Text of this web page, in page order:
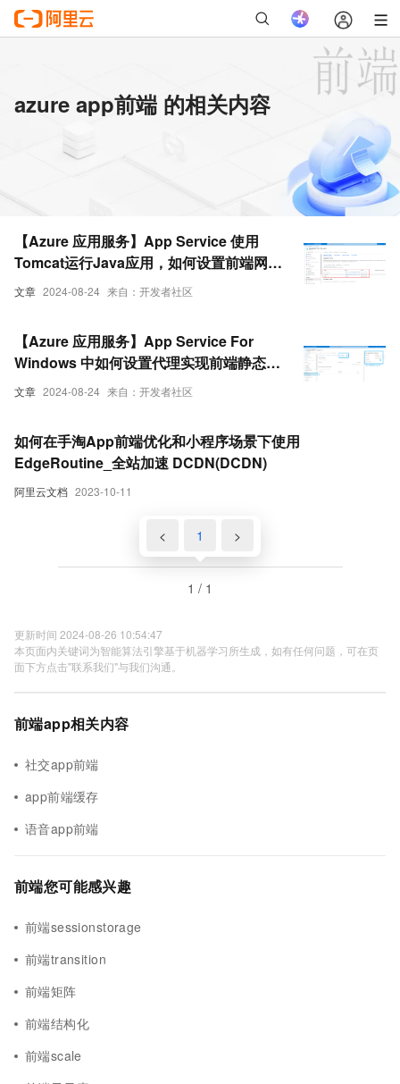
azure app前端 的相关内容
文章 2024-08-24 来自：开发者社区
【Azure 应用服务】App Service 使用
Tomcat运行Java应用，如何设置前端网页
缓存的相应参数呢(-Xms512m -
文章 2024-08-24 来自：开发者社区
【Azure 应用服务】App Service For
Windows 中如何设置代理实现前端静态文
件和后端Java Spring Boot Jar包
阿里云文档 2023-10-11
如何在手淘App前端优化和小程序场景下使用
EdgeRoutine_全站加速 DCDN(DCDN)
< 1 >
1 / 1
更新时间 2024-08-26 10:54:47
本页面内关键词为智能算法引擎基于机器学习所生成，如有任何问题，可在页
面下方点击"联系我们"与我们沟通。
前端app相关内容
社交app前端
app前端缓存
语音app前端
前端您可能感兴趣
前端sessionstorage
前端transition
前端矩阵
前端结构化
前端scale